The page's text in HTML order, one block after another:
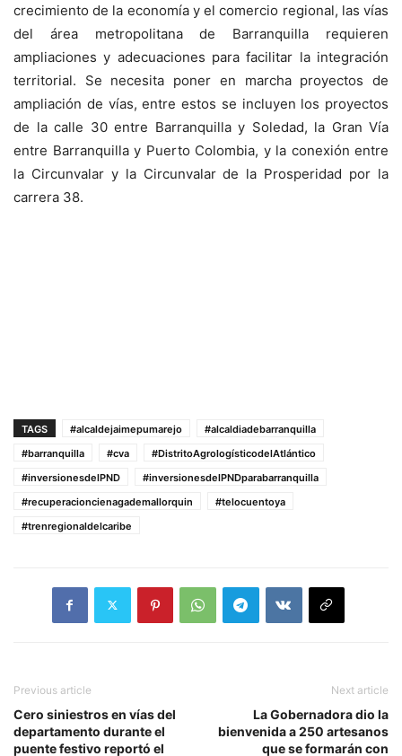
crecimiento de la economía y el comercio regional, las vías
del área metropolitana de Barranquilla requieren
ampliaciones y adecuaciones para facilitar la integración
territorial. Se necesita poner en marcha proyectos de
ampliación de vías, entre estos se incluyen los proyectos
de la calle 30 entre Barranquilla y Soledad, la Gran Vía
entre Barranquilla y Puerto Colombia, y la conexión entre
la Circunvalar y la Circunvalar de la Prosperidad por la
carrera 38.
TAGS #alcaldejaimepumarejo
#alcaldiadebarranquilla
#barranquilla
#cva
#DistritoAgrologísticodelAtlántico
#inversionesdelPND
#inversionesdelPNDparabarranquilla
#recuperacioncienagademallorquin
#telocuentoya
#trenregionaldelcaribe
Previous article
Cero siniestros en vías del
departamento durante el
puente festivo reportó el
Next article
La Gobernadora dio la
bienvenida a 250 artesanos
que se formarán con